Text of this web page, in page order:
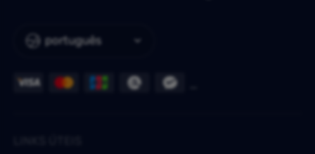
português